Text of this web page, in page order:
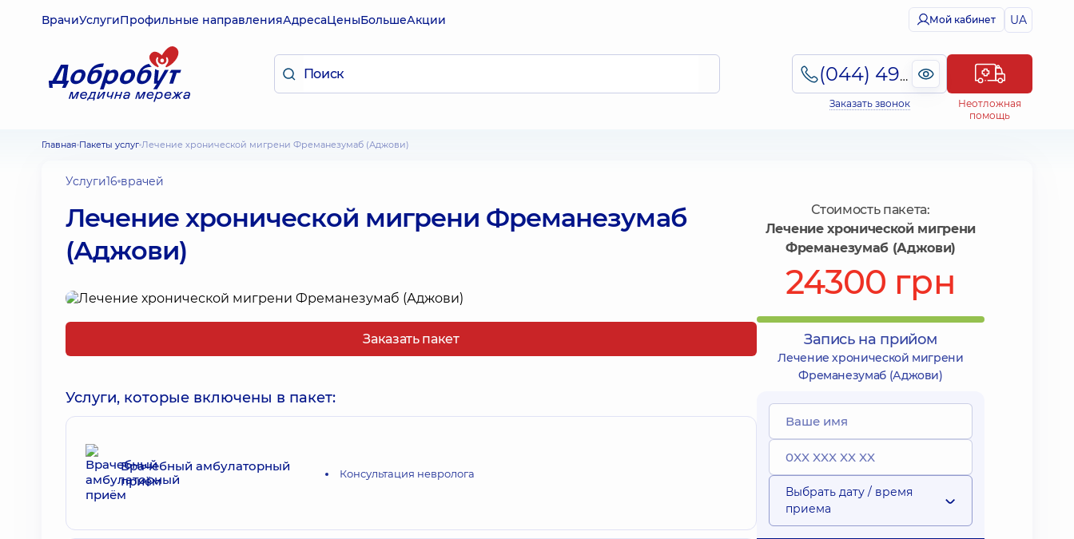
ВрачиУслугиПрофильные направленияАдресаЦеныБольшеАкции Мой кабинет UA
(044) 495-2-888
Заказать звонок
Неотложная
помощь
Главная Пакеты услуг Лечение хронической мигрени Фреманезумаб (Аджови)
Услуги16 врачей
Лечение хронической мигрени Фреманезумаб
(Аджови)
Заказать пакет
Услуги, которые включены в пакет:
Врачебный амбулаторный
приём
Консультация невролога
Стоимость пакета:
Лечение хронической мигрени
Фреманезумаб (Аджови)
24300 грн
Запись на прийом
Лечение хронической мигрени
Фреманезумаб (Аджови)
Выбрать дату / время
приема